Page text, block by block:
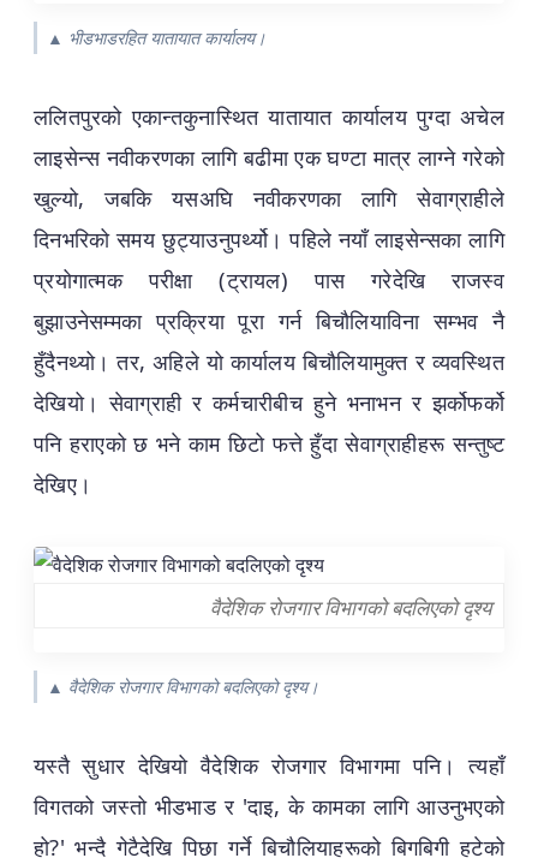
▲ भीडभाडरहित यातायात कार्यालय।
ललितपुरको एकान्तकुनास्थित यातायात कार्यालय पुग्दा अचेल
लाइसेन्स नवीकरणका लागि बढीमा एक घण्टा मात्र लाग्ने गरेको
खुल्यो, जबकि यसअघि नवीकरणका लागि सेवाग्राहीले
दिनभरिको समय छुट्याउनुपर्थ्यो। पहिले नयाँ लाइसेन्सका लागि
प्रयोगात्मक परीक्षा (ट्रायल) पास गरेदेखि राजस्व
बुझाउनेसम्मका प्रक्रिया पूरा गर्न बिचौलियाविना सम्भव नै
हुँदैनथ्यो। तर, अहिले यो कार्यालय बिचौलियामुक्त र व्यवस्थित
देखियो। सेवाग्राही र कर्मचारीबीच हुने भनाभन र झर्कोफर्को
पनि हराएको छ भने काम छिटो फत्ते हुँदा सेवाग्राहीहरू सन्तुष्ट
देखिए।
वैदेशिक रोजगार विभागको बदलिएको दृश्य
▲ वैदेशिक रोजगार विभागको बदलिएको दृश्य।
यस्तै सुधार देखियो वैदेशिक रोजगार विभागमा पनि। त्यहाँ
विगतको जस्तो भीडभाड र 'दाइ, के कामका लागि आउनुभएको
हो?' भन्दै गेटैदेखि पिछा गर्ने बिचौलियाहरूको बिगबिगी हटेको